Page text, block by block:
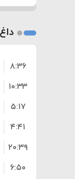
۸:۳۶
۱۰:۳۳
۵:۱۷
۴:۴۱
۲۰:۳۹
۶:۵۰